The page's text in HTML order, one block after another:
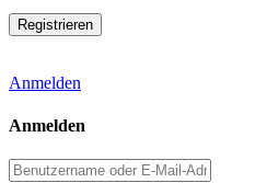
Anmelden
Anmelden
Benutzername